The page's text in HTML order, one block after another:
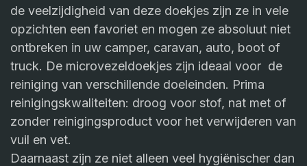
de veelzijdigheid van deze doekjes zijn ze in vele
opzichten een favoriet en mogen ze absoluut niet
ontbreken in uw camper, caravan, auto, boot of
truck. De microvezeldoekjes zijn ideaal voor de
reiniging van verschillende doeleinden. Prima
reinigingskwaliteiten: droog voor stof, nat met of
zonder reinigingsproduct voor het verwijderen van
vuil en vet.
Daarnaast zijn ze niet alleen veel hygiënischer dan